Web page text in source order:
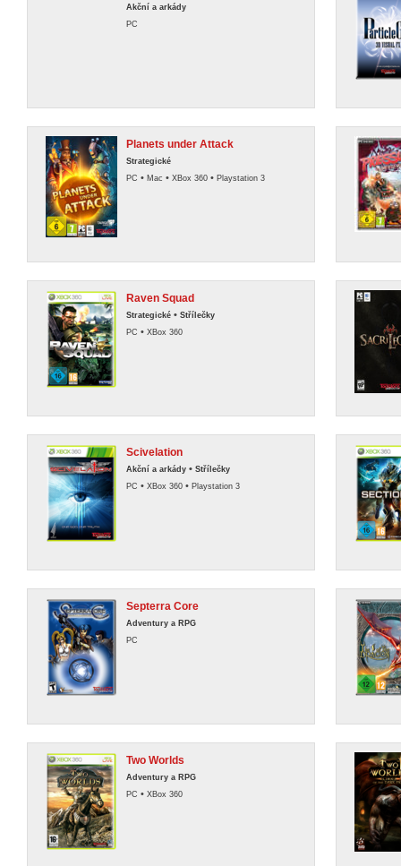
Akční a arkády
PC
Planets under Attack
Strategické
PC • Mac • XBox 360 • Playstation 3
Raven Squad
Strategické • Střílečky
PC • XBox 360
Scivelation
Akční a arkády • Střílečky
PC • XBox 360 • Playstation 3
Septerra Core
Adventury a RPG
PC
Two Worlds
Adventury a RPG
PC • XBox 360